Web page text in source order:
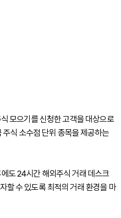
모으기를 신청한 고객을 대상으로
주식 소수점 단위 종목을 제공하는
도 24시간 해외주식 거래 데스크
할 수 있도록 최적의 거래 환경을 마